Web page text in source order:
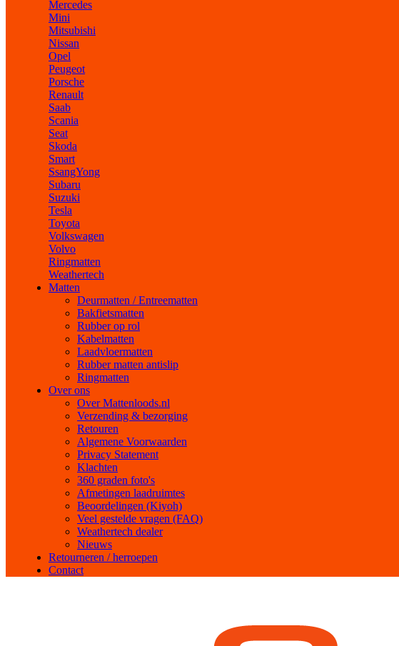
Mercedes
Mini
Mitsubishi
Nissan
Opel
Peugeot
Porsche
Renault
Saab
Scania
Seat
Skoda
Smart
SsangYong
Subaru
Suzuki
Tesla
Toyota
Volkswagen
Volvo
Ringmatten
Weathertech
Matten
Deurmatten / Entreematten
Bakfietsmatten
Rubber op rol
Kabelmatten
Laadvloermatten
Rubber matten antislip
Ringmatten
Over ons
Over Mattenloods.nl
Verzending & bezorging
Retouren
Algemene Voorwaarden
Privacy Statement
Klachten
360 graden foto's
Afmetingen laadruimtes
Beoordelingen (Kiyoh)
Veel gestelde vragen (FAQ)
Weathertech dealer
Nieuws
Retourneren / herroepen
Contact